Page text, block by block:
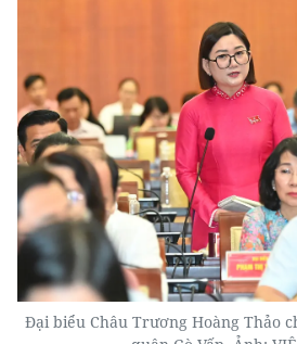
Đại biểu Châu Trương Hoàng Thảo